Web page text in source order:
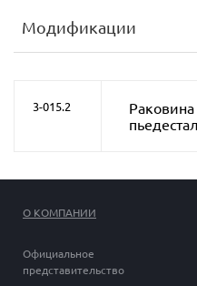
Модификации
3-015.2
О КОМПАНИИ
Официальное
представительство